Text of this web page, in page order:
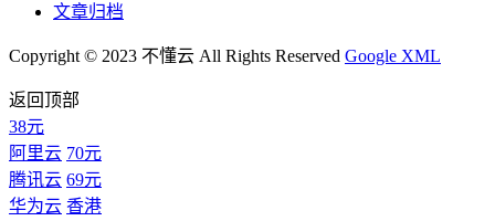
文章归档
Copyright © 2023 不懂云 All Rights Reserved Google XML
返回顶部
38元
阿里云 70元
腾讯云 69元
华为云 香港